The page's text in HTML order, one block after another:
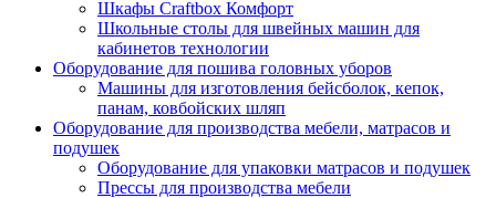
Шкафы Craftbox Комфорт
Школьные столы для швейных машин для
кабинетов технологии
Оборудование для пошива головных уборов
Машины для изготовления бейсболок, кепок,
панам, ковбойских шляп
Оборудование для производства мебели, матрасов и
подушек
Оборудование для упаковки матрасов и подушек
Прессы для производства мебели